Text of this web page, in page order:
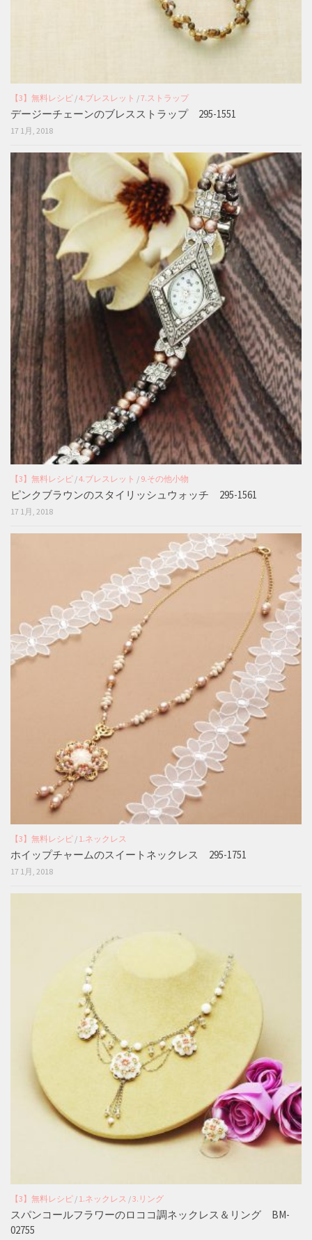
【3】無料レシピ /4.ブレスレット /7.ストラップ
デージーチェーンのブレスストラップ 295-1551
17 1月, 2018
【3】無料レシピ /4.ブレスレット / 9.その他小物
ピンクブラウンのスタイリッシュウォッチ 295-1561
17 1月, 2018
【3】無料レシピ / 1.ネックレス
ホイップチャームのスイートネックレス 295-1751
17 1月, 2018
【3】無料レシピ / 1.ネックレス /3.リング
スパンコールフラワーのロココ調ネックレス＆リング BM-
02755